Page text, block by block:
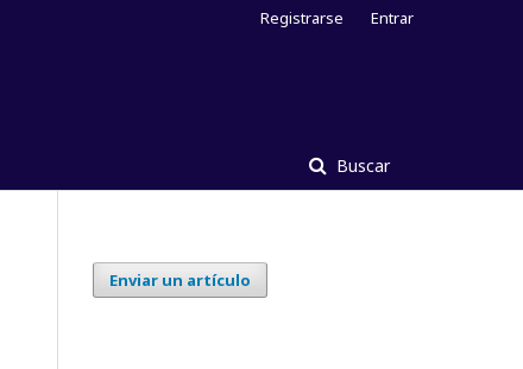
Buscar
Registrarse Entrar
Enviar un artículo